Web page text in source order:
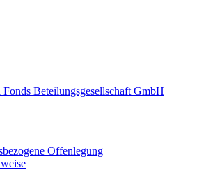
Beteilungsgesellschaft GmbH
Offenlegung